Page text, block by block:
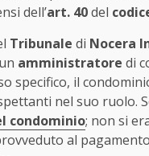
dell’art. 40del
Tribunale di Nocera
amministratore di
specifico, il
nel suo ruolo.
condominio; non si
al